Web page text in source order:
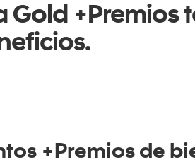
Gold +Premios
+Premios de